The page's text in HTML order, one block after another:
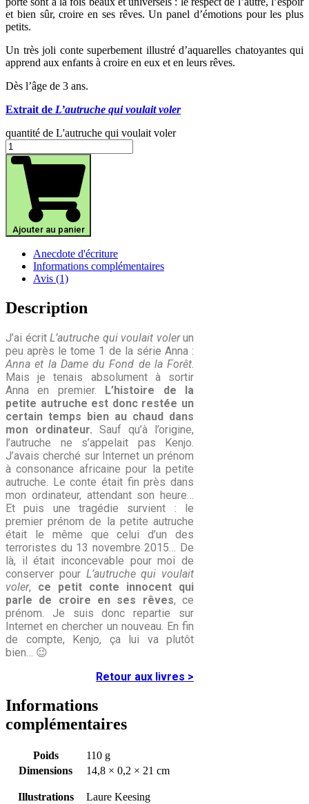
et bien sûr, croire en ses rêves. Un panel d’émotions pour les plus
petits.
Un très joli conte superbement illustré d’aquarelles chatoyantes qui
apprend aux enfants à croire en eux et en leurs rêves.
Dès l’âge de 3 ans.
Extrait de L’autruche qui voulait voler
quantité de L'autruche qui voulait voler
Ajouter au panier
Anecdote d'écriture
Informations complémentaires
Avis (1)
Description
J’ai écrit L’autruche qui voulait volerun
peu après le tome 1 de la série Anna :
Anna et la Dame du Fond de la Forêt
Mais je tenais absolument à sortir
Anna en premier. L’histoire de la
petite autruche est donc restée un
certain temps bien au chaud dans
mon ordinateur. Sauf qu’à l’origine,
l’autruche ne s’appelait pas Kenjo.
J’avais cherché sur Internet un prénom
à consonance africaine pour la petite
autruche. Le conte était fin près dans
mon ordinateur, attendant son heure…
Et puis une tragédie survient : le
premier prénom de la petite autruche
était le même que celui d’un des
terroristes du 13 novembre 2015… De
là, il était inconcevable pour moi de
conserver pour L’autruche qui voulait
voler, ce petit conte innocent qui
parle de croire en ses rêves, ce
prénom. Je suis donc repartie sur
Internet en chercher un nouveau. En fin
de compte, Kenjo, ça lui va plutôt
bien… 😉
Retour aux livres >
Informations
complémentaires
Poids
110 g
Dimensions
14,8 × 0,2 × 21 cm
Illustrations Laure Keesing